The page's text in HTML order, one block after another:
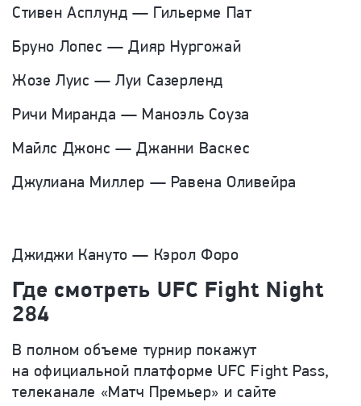
Стивен Асплунд — Гильерме Пат
Бруно Лопес — Дияр Нургожай
Жозе Луис — Луи Сазерленд
Ричи Миранда — Маноэль Соуза
Майлс Джонс — Джанни Васкес
Джулиана Миллер — Равена Оливейра
Джиджи Кануто — Кэрол Форо
Где смотреть UFC Fight Night
284
В полном объеме турнир покажут
на официальной платформе UFC Fight Pass,
телеканале «Матч Премьер» и сайте